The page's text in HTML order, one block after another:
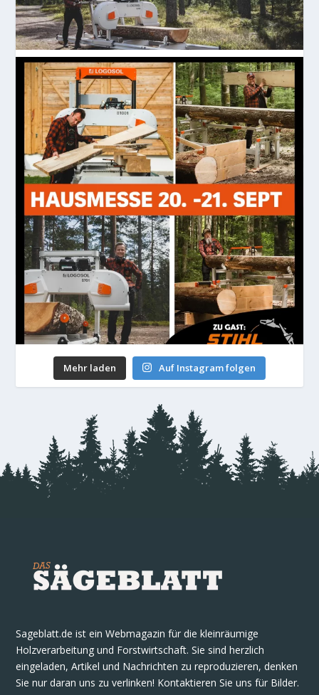
Mehr laden Auf Instagram folgen
Sageblatt.de ist ein Webmagazin für die kleinräumige
Holzverarbeitung und Forstwirtschaft. Sie sind herzlich
eingeladen, Artikel und Nachrichten zu reproduzieren, denken
Sie nur daran uns zu verlinken! Kontaktieren Sie uns für Bilder.